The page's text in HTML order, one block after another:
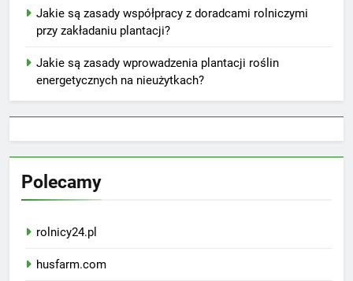
Jakie są zasady współpracy z doradcami rolniczymi
przy zakładaniu plantacji?
Jakie są zasady wprowadzenia plantacji roślin
energetycznych na nieużytkach?
Polecamy
rolnicy24.pl
husfarm.com